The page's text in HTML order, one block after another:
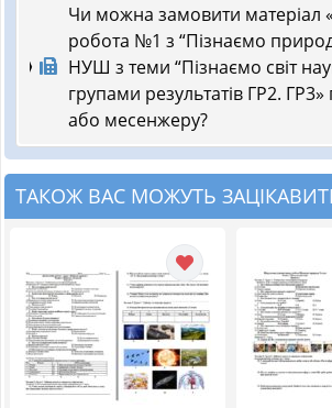
Чи можна замовити матеріал
робота №1 з “Пізнаємо
НУШ з теми “Пізнаємо світ
групами результатів ГР2.
або месенжеру?
ТАКОЖ ВАС МОЖУТЬ